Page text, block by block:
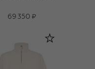
69 350 ₽